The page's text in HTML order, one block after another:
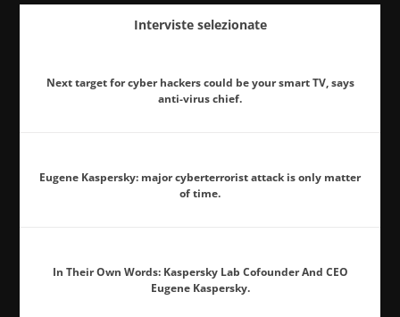
Interviste selezionate
Next target for cyber hackers could be your smart TV, says
anti-virus chief.
Eugene Kaspersky: major cyberterrorist attack is only matter
of time.
In Their Own Words: Kaspersky Lab Cofounder And CEO
Eugene Kaspersky.